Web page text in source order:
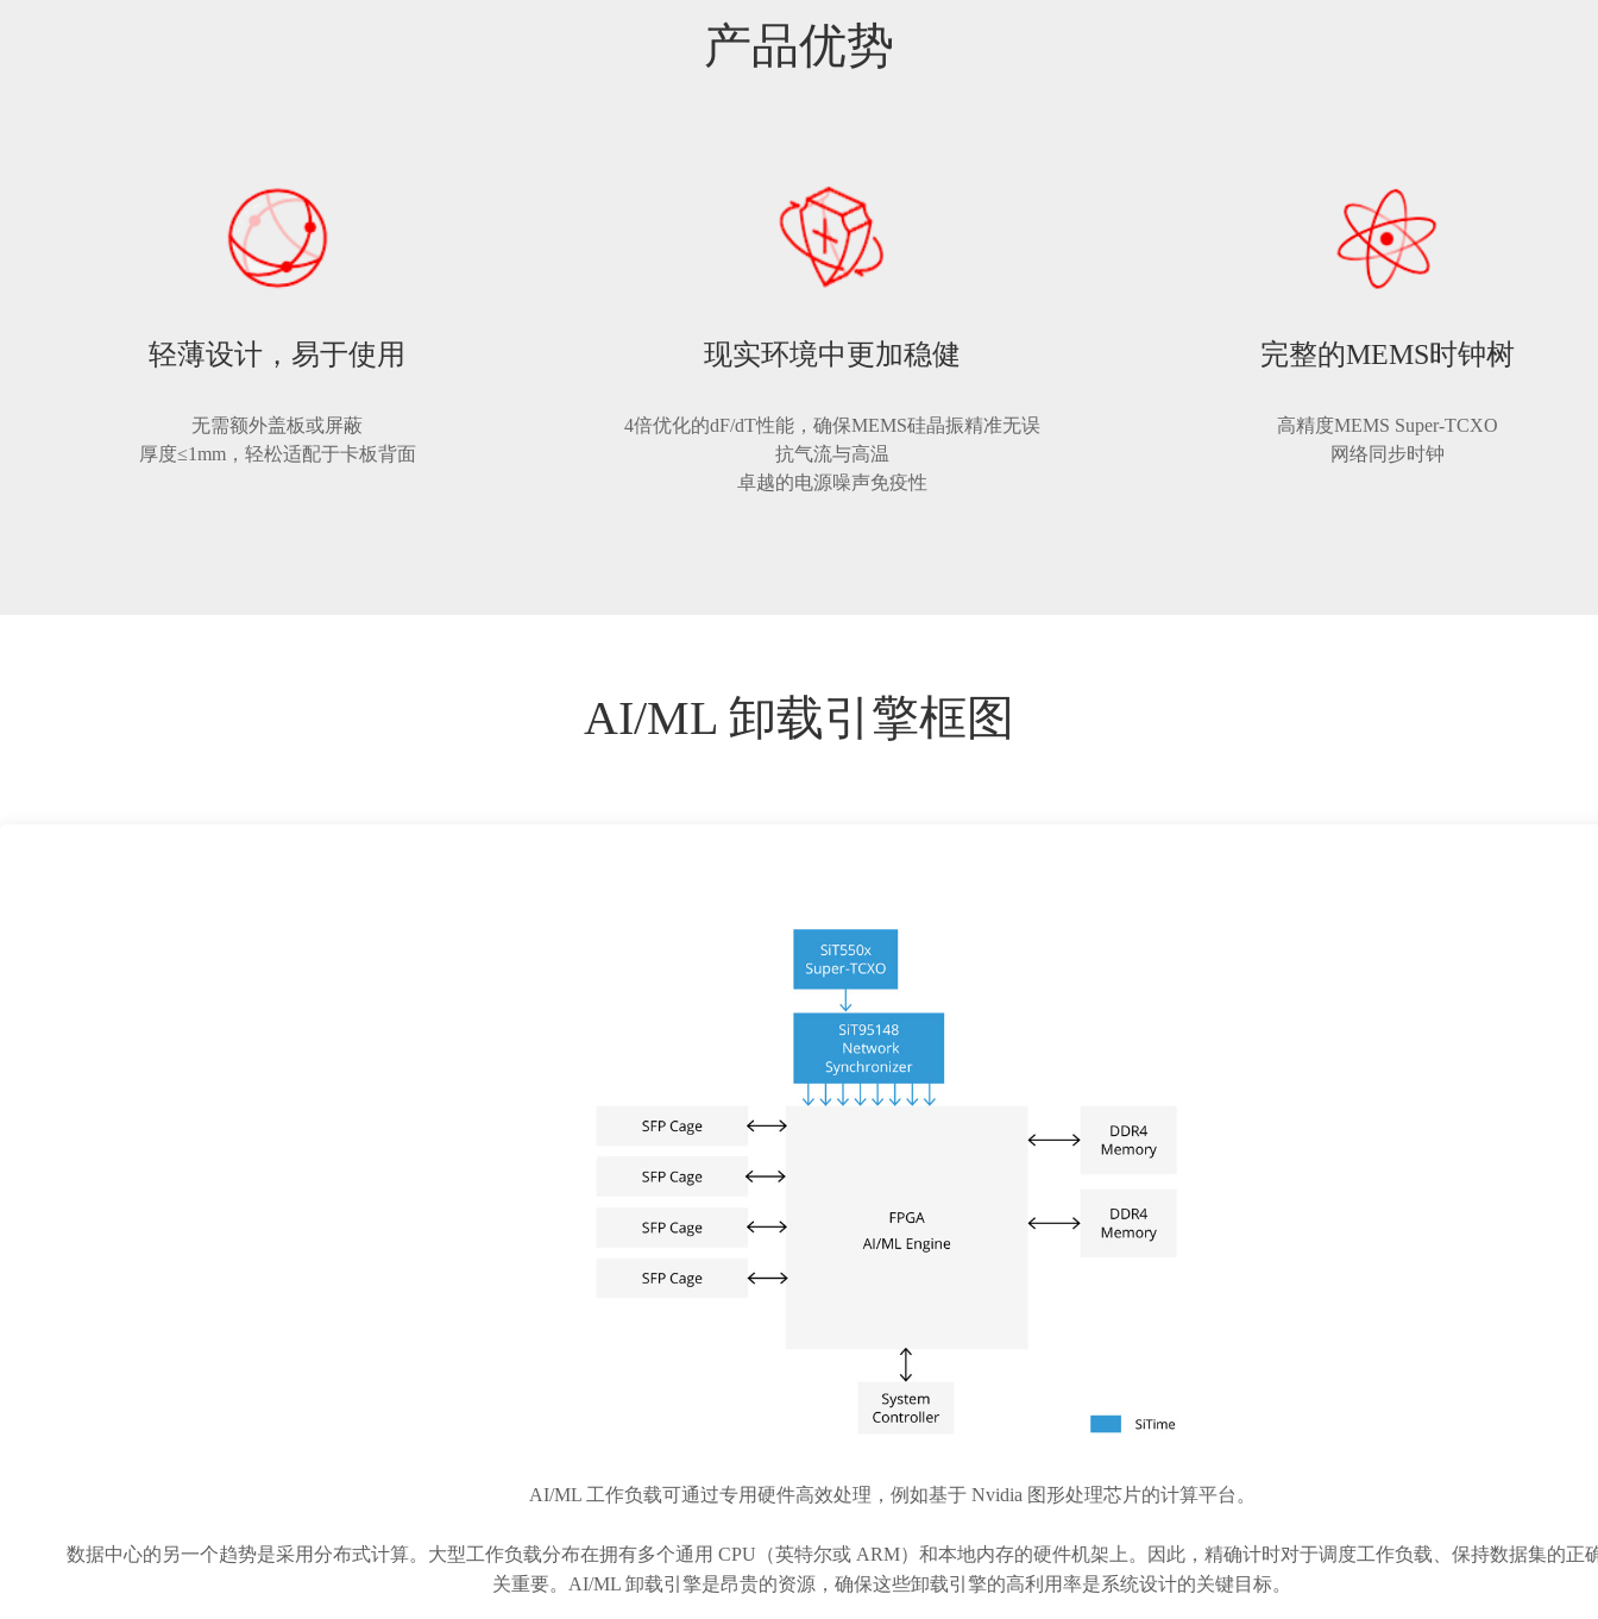
产品优势
轻薄设计，易于使用
无需额外盖板或屏蔽
厚度≤1mm，轻松适配于卡板背面
现实环境中更加稳健
4倍优化的dF/dT性能，确保MEMS硅晶振精准无误
抗气流与高温
卓越的电源噪声免疫性
完整的MEMS时钟树
高精度MEMS Super-TCXO
网络同步时钟
AI/ML 卸载引擎框图
AI/ML 工作负载可通过专用硬件高效处理，例如基于 Nvidia 图形处理芯片的计算平台。
数据中心的另一个趋势是采用分布式计算。大型工作负载分布在拥有多个通用 CPU（英特尔或 ARM）和本地内存的硬件机架上。因此，精确计时对于调度工作负载、保持数据集的正
关重要。AI/ML 卸载引擎是昂贵的资源，确保这些卸载引擎的高利用率是系统设计的关键目标。